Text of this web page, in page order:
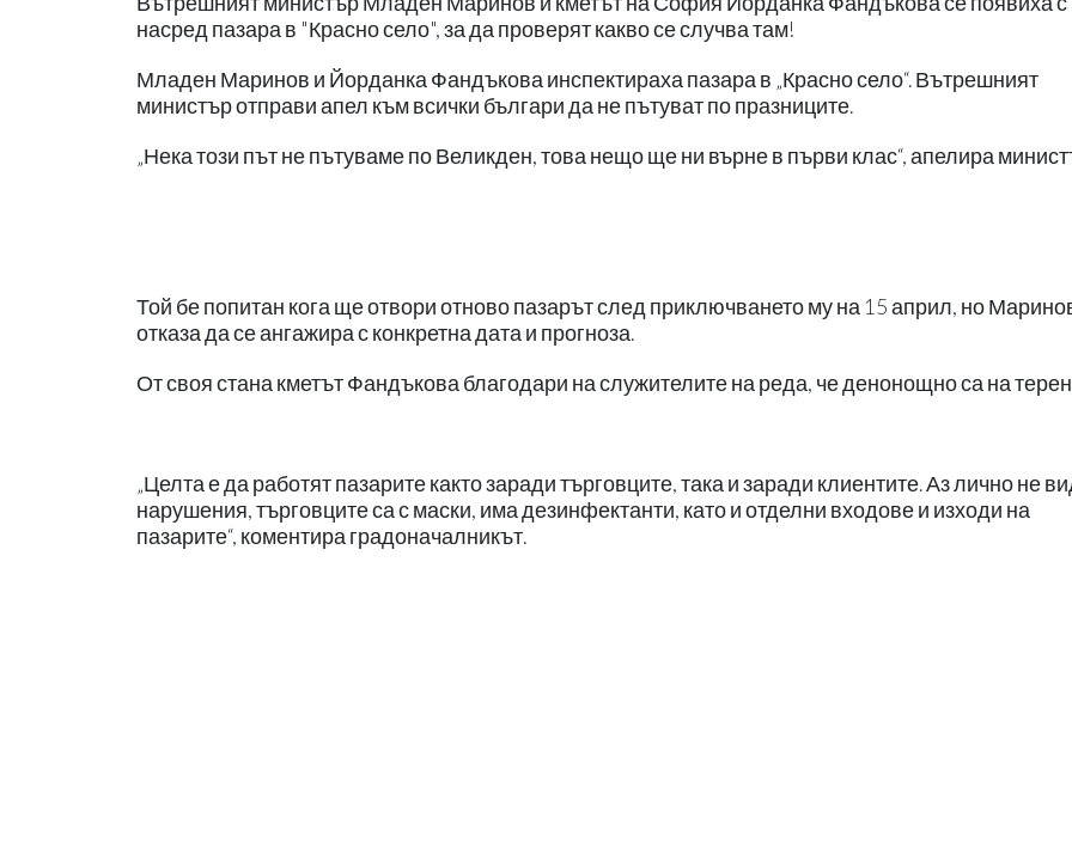
насред пазара в "Красно село", за да проверят какво се случва там!
Младен Маринов и Йорданка Фандъкова инспектираха пазара в „Красно село“. Вътрешният
министър отправи апел към всички българи да не пътуват по празниците.
„Нека този път не пътуваме по Великден, това нещо ще ни върне в първи клас“, апелира
Той бе попитан кога ще отвори отново пазарът след приключването му на 15 април, но
отказа да се ангажира с конкретна дата и прогноза.
От своя стана кметът Фандъкова благодари на служителите на реда, че денонощно са на
„Целта е да работят пазарите както заради търговците, така и заради клиентите. Аз лично не
нарушения, търговците са с маски, има дезинфектанти, като и отделни входове и изходи на
пазарите“, коментира градоначалникът.